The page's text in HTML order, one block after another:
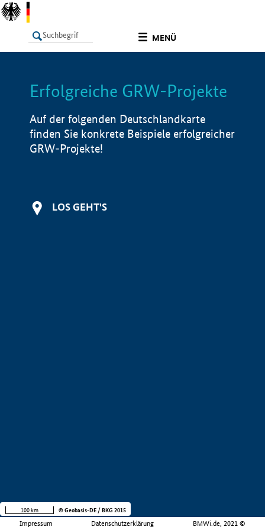
MENÜ
LISTE Info
Erfolgreiche GRW-Projekte
Auf der folgenden Deutschlandkarte
finden Sie konkrete Beispiele erfolgreicher
GRW-Projekte!
LOS GEHT'S
Impressum Datenschutzerklärung BMWi.de, 2021 ©
100 km © Geobasis-DE / BKG 2015